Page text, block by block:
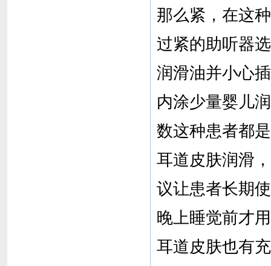
那么紧，在这
过紧的助听器
润滑油并小心
内涂少量婴儿
数这种患者都
耳道皮肤润滑
议让患者长期
晚上睡觉前才
耳道皮肤也有